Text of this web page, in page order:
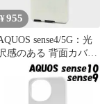
¥955
sense4/5G：光
感のある 背面カバー
ソフトケース★ホワイ